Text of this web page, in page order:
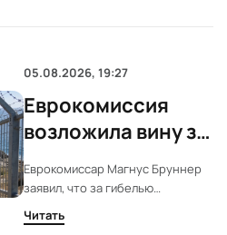
лишь формальностью.
05.08.2026, 19:27
Еврокомиссия
возложила вину за
гибель мигрантов
в Сеуте на
контрабандистов
Еврокомиссар Магнус Бруннер
заявил, что за гибелью
мигрантов стоят
контрабандисты. Следствие
Читать